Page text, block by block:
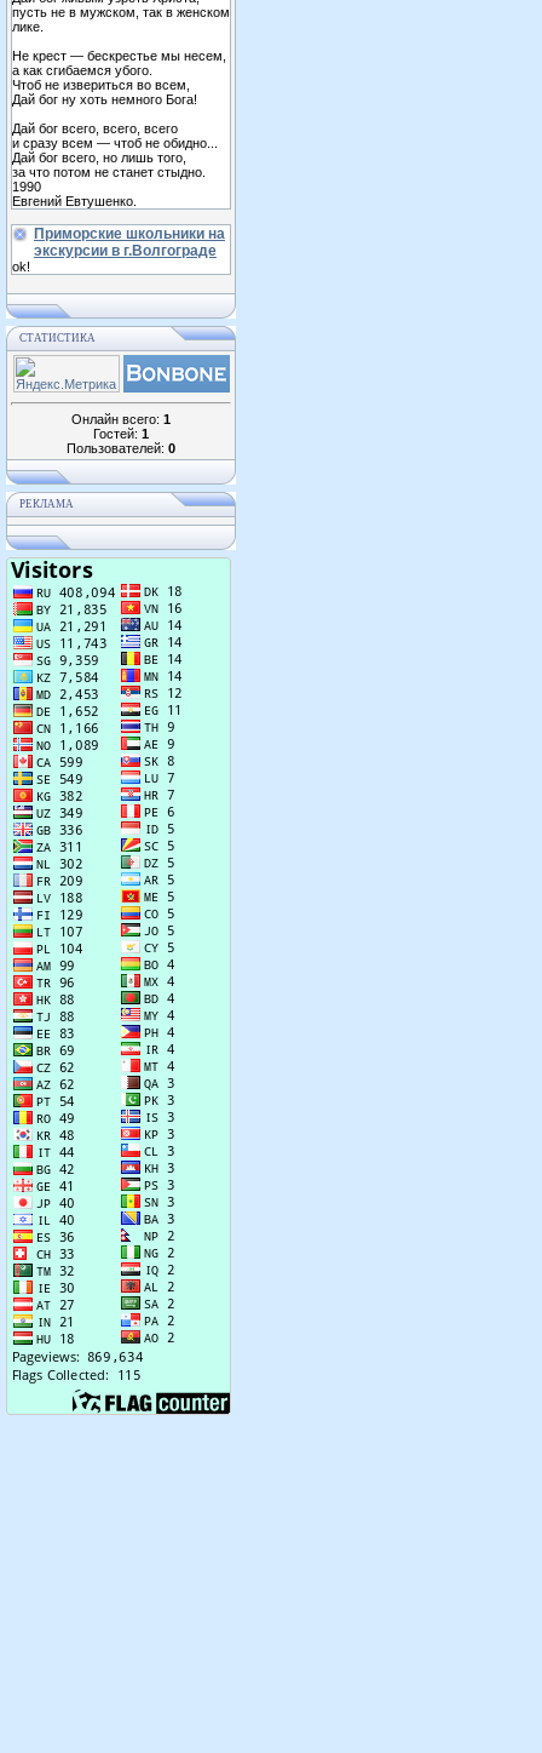
пусть не в мужском, так в женском
лике.
Не крест — бескрестье мы несем,
а как сгибаемся убого.
Чтоб не извериться во всем,
Дай бог ну хоть немного Бога!
Дай бог всего, всего, всего
и сразу всем — чтоб не обидно...
Дай бог всего, но лишь того,
за что потом не станет стыдно.
1990
Евгений Евтушенко.
Приморские школьники на
экскурсии в г.Волгограде
ok!
СТАТИСТИКА
Онлайн всего: 1
Гостей: 1
Пользователей: 0
РЕКЛАМА